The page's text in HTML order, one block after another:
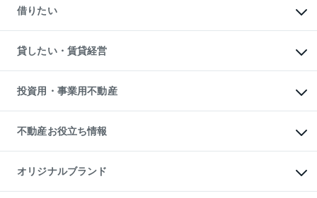
中古一戸建ての購入
不動産購入の流れ
注目キーワード物件特集
購入ガイド
English 繁体中文簡体中文
一戸建ての売却・査定
土地の売却・査定
スピードAI査定
不動産査定について
不動産売却の流れ
不動産買換えの流れ
売却ガイド
借りたい
オフィス・店舗の賃貸
借りるときの流れ
借りるガイド
貸したい・賃貸経営
マンション賃料データ
賃貸管理プラン
リロケーションについて
貸すガイド
投資用・事業用不動産
事業用不動産
マンション投資
投資用マンション
アパート経営
収益物件
不動産お役立ち情報
マンションライブラリー
人気マンションランキング
暮らしに役立つ不動産メディア
オリジナルブランド